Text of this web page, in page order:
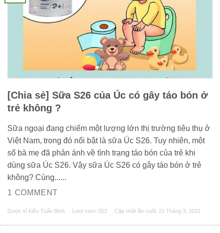
[Chia sẻ] Sữa S26 của Úc có gây táo bón ở
trẻ không ?
Sữa ngoại đang chiếm một lượng lớn thị trường tiêu thụ ở
Việt Nam, trong đó nổi bật là sữa Úc S26. Tuy nhiên, một
số bà mẹ đã phản ánh về tình trạng táo bón của trẻ khi
dùng sữa Úc S26. Vậy sữa Úc S26 có gây táo bón ở trẻ
không? Cùng......
1 COMMENT
Dược sĩ Kiều Tuấn Bình Lượt xem: 553 Cập nhật lần cuối: 21 Tháng 3, 2021